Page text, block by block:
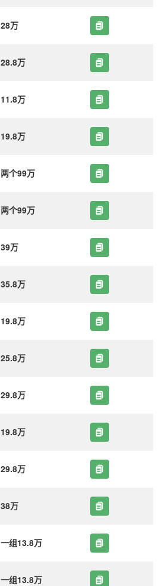
28万
28.8万
11.8万
19.8万
两个99万
两个99万
39万
35.8万
19.8万
25.8万
29.8万
19.8万
29.8万
38万
一组13.8万
一组13.8万